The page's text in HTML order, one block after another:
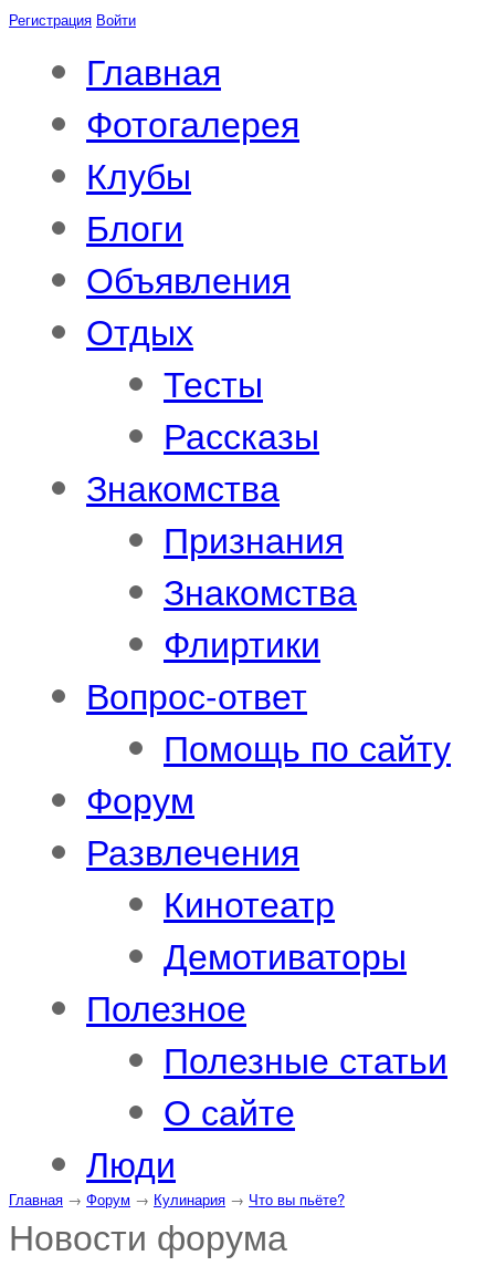
Регистрация Войти
Главная
Фотогалерея
Клубы
Блоги
Объявления
Отдых
Тесты
Рассказы
Знакомства
Признания
Знакомства
Флиртики
Вопрос-ответ
Помощь по сайту
Форум
Развлечения
Кинотеатр
Демотиваторы
Полезное
Полезные статьи
О сайте
Люди
Главная → Форум → Кулинария → Что вы пьёте?
Новости форума